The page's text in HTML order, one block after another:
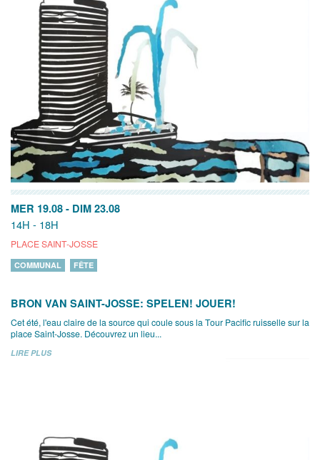
MER 19.08 - DIM 23.08
14H - 18H
PLACE SAINT-JOSSE
COMMUNAL FÊTE
BRON VAN SAINT-JOSSE: SPELEN! JOUER!
Cet été, l'eau claire de la source qui coule sous la Tour Pacific ruisselle sur la
place Saint-Josse. Découvrez un lieu...
LIRE PLUS